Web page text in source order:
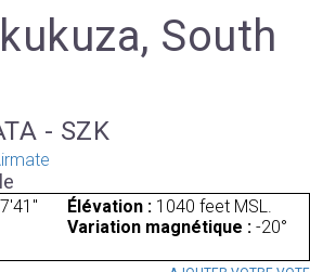
South
- SZK
Élévation : 1040 feet MSL.
Variation magnétique : -20°